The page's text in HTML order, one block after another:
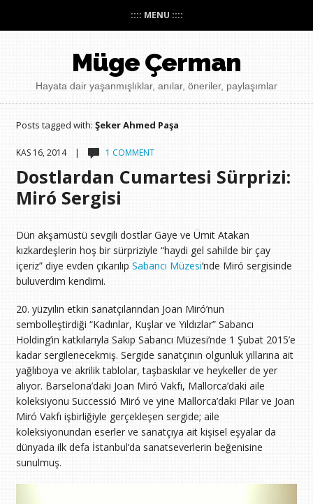
:::: MENU ::::
Müge Çerman
Hayata dair yaşanmışlıklar, anılar, öneriler, paylaşımlar
Posts tagged with: Şeker Ahmed Paşa
KAS 16, 2014 | 1 COMMENT
Dostlardan Cumartesi Sürprizi:
Miró Sergisi
Dün akşamüstü sevgili dostlar Gaye ve Ümit Atakan
kızkardeşlerin hoş bir sürpriziyle “haydi gel sahilde bir çay
içeriz” diye evden çıkarılıp Sabancı Müzesi‘nde Miró sergisinde
buluverdim kendimi.
20. yüzyılın etkin sanatçılarından Joan Miró’nun
sembolleştirdiği “Kadınlar, Kuşlar ve Yıldızlar” Sabancı
Holding’in katkılarıyla Sakıp Sabancı Müzesi’nde 1 Şubat 2015’e
kadar sergilenecekmiş. Sergide sanatçının olgunluk yıllarına ait
yağlıboya ve akrilik tablolar, taşbaskılar ve heykeller de yer
alıyor. Barselona’daki Joan Miró Vakfı, Mallorca’daki aile
koleksiyonu Successió Miró ve yine Mallorca’daki Pilar ve Joan
Miró Vakfı işbirliğiyle gerçekleşen sergide; aile
koleksiyonundan eserler ve sanatçıya ait kişisel eşyalar da
dünyada ilk defa İstanbul’da sanatseverlerin beğenisine
sunulmuş.